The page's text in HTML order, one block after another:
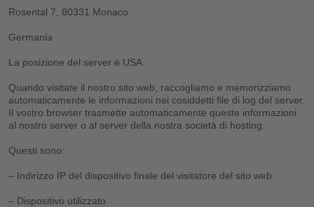
Rosental 7, 80331 Monaco
Germania
La posizione del server è USA.
Quando visitate il nostro sito web, raccogliamo e memorizziamo
automaticamente le informazioni nei cosiddetti file di log del server.
Il vostro browser trasmette automaticamente queste informazioni
al nostro server o al server della nostra società di hosting.
Questi sono:
– Indirizzo IP del dispositivo finale del visitatore del sito web
– Dispositivo utilizzato